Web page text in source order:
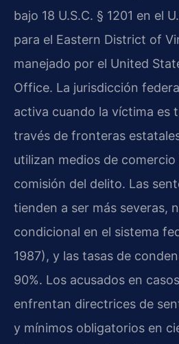
bajo 18 U.S.C. § 1201 en el
para el Eastern District of
manejado por el United
Office. La jurisdicción
activa cuando la víctima es
través de fronteras
utilizan medios de
comisión del delito. Las
tienden a ser más severas,
condicional en el sistema
1987), y las tasas de
90%. Los acusados en
enfrentan directrices de
y mínimos obligatorios en